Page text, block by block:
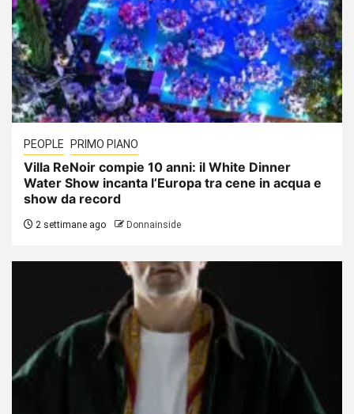
PEOPLE PRIMO PIANO
Villa ReNoir compie 10 anni: il White Dinner
Water Show incanta l’Europa tra cene in acqua e
show da record
2 settimane ago Donnainside